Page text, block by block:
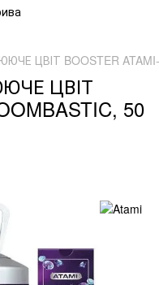
ЦВІТ BOOSTER
ЦВІТ
50